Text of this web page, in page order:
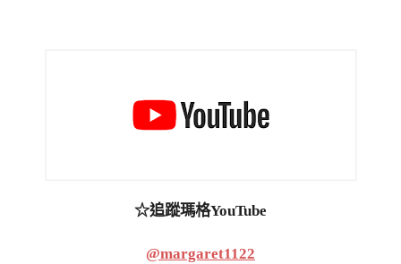
☆追蹤瑪格YouTube
@margaret1122